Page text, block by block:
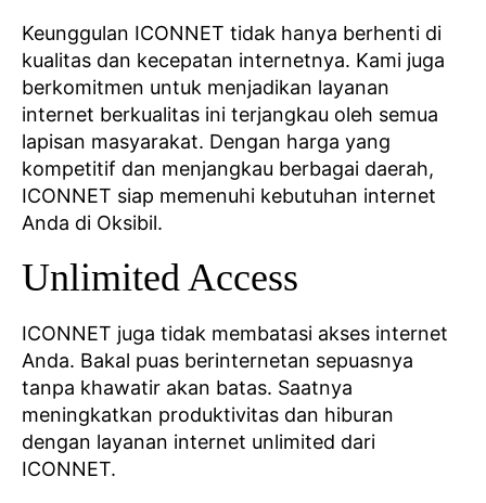
Keunggulan ICONNET tidak hanya berhenti di
kualitas dan kecepatan internetnya. Kami juga
berkomitmen untuk menjadikan layanan
internet berkualitas ini terjangkau oleh semua
lapisan masyarakat. Dengan harga yang
kompetitif dan menjangkau berbagai daerah,
ICONNET siap memenuhi kebutuhan internet
Anda di Oksibil.
Unlimited Access
ICONNET juga tidak membatasi akses internet
Anda. Bakal puas berinternetan sepuasnya
tanpa khawatir akan batas. Saatnya
meningkatkan produktivitas dan hiburan
dengan layanan internet unlimited dari
ICONNET.